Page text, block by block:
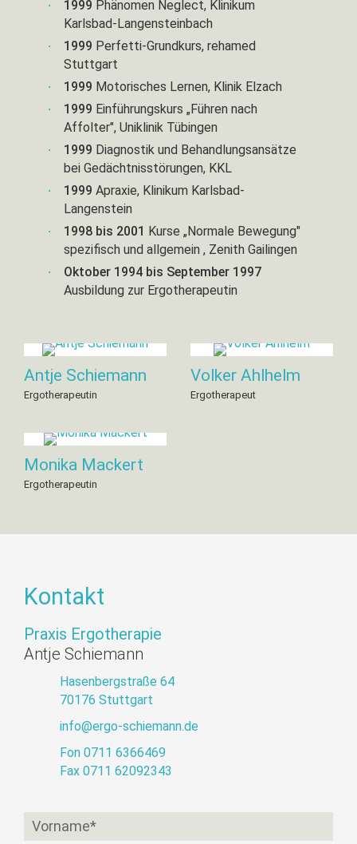
1999 Phänomen Neglect, Klinikum
Karlsbad-Langensteinbach
1999 Perfetti-Grundkurs, rehamed
Stuttgart
1999 Motorisches Lernen, Klinik Elzach
1999 Einführungskurs „Führen nach
Affolter", Uniklinik Tübingen
1999 Diagnostik und Behandlungsansätze
bei Gedächtnisstörungen, KKL
1999 Apraxie, Klinikum Karlsbad-
Langenstein
1998 bis 2001 Kurse „Normale Bewegung"
spezifisch und allgemein , Zenith Gailingen
Oktober 1994 bis September 1997
Ausbildung zur Ergotherapeutin
Antje Schiemann
Ergotherapeutin
Volker Ahlhelm
Ergotherapeut
Monika Mackert
Ergotherapeutin
Kontakt
Praxis Ergotherapie
Antje Schiemann
Hasenbergstraße 64
70176 Stuttgart
info@ergo-schiemann.de
Fon 0711 6366469
Fax 0711 62092343